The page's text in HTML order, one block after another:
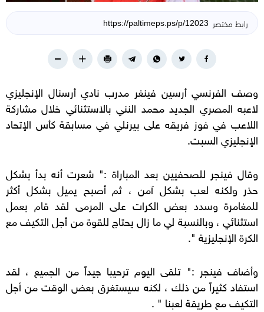
رابط مختصر
وصف الفرنسي أرسين فينغر مدرب نادي أرسنال الإنجليزي
لاعبه المصري الجديد محمد النني بالاستثنائي خلال مشاركة
اللاعب في فوز فريقه على بيرنلي في مسابقة كأس الإتحاد
الإنجليزي السبت.
وقال فينجر للصحفيين بعد المباراة :" شعرت أنه بدأ بشكل
حذر ولكنه لعب بشكل آمن ، ثم أصبح يميل بشكل أكثر
للمغامرة وسدد بعض الكرات على المرمى لقد قام بعمل
استثنائي ، وبالنسبة لي ما زال يحتاج للقوة من أجل التكيف مع
الكرة الإنجليزية ".
وأضاف فينجر :" تلقى اليوم ترحيبا جيداً من الجميع ، لقد
استفاد كثيراً من ذلك ، لكنه سيستغرق بعض الوقت من أجل
التكيف مع طريقة لعبنا " .